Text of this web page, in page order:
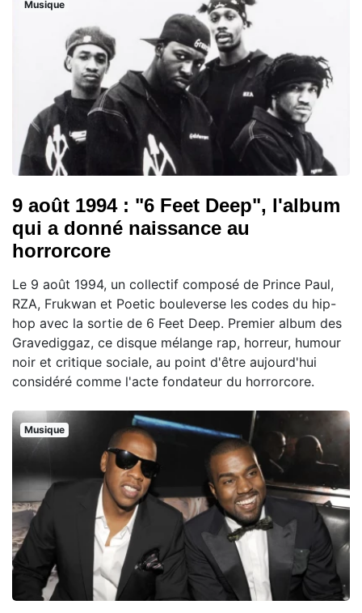
Musique
9 août 1994 : "6 Feet Deep", l'album
qui a donné naissance au
horrorcore
Le 9 août 1994, un collectif composé de Prince Paul,
RZA, Frukwan et Poetic bouleverse les codes du hip-
hop avec la sortie de 6 Feet Deep. Premier album des
Gravediggaz, ce disque mélange rap, horreur, humour
noir et critique sociale, au point d'être aujourd'hui
considéré comme l'acte fondateur du horrorcore.
Musique